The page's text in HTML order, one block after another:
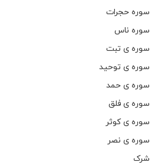
سوره حجرات
سوره ناس
سوره ی تبت
سوره ی توحید
سوره ی حمد
سوره ی فلق
سوره ی کوثر
سوره ی نصر
شرک